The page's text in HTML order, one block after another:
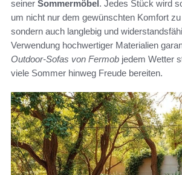
seiner Sommermöbel. Jedes Stück wird
um nicht nur dem gewünschten Komfort
sondern auch langlebig und
Verwendung hochwertiger Materialien
Outdoor-Sofas von Fermob jedem Wetter
viele Sommer hinweg Freude bereiten.